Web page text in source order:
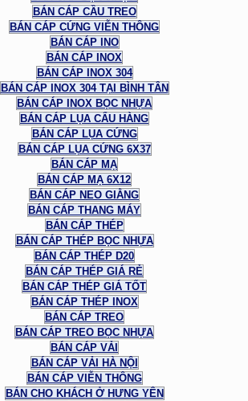
BÁN CÁP CẦU TREO
BÁN CÁP CỨNG VIỄN THÔNG
BÁN CÁP INO
BÁN CÁP INOX
BÁN CÁP INOX 304
BÁN CÁP INOX 304 TẠI BÌNH TÂN
BÁN CÁP INOX BỌC NHỰA
BÁN CÁP LỤA CẨU HÀNG
BÁN CÁP LỤA CỨNG
BÁN CÁP LỤA CỨNG 6X37
BÁN CÁP MẠ
BÁN CÁP MẠ 6X12
BÁN CÁP NEO GIẰNG
BÁN CÁP THANG MÁY
BÁN CÁP THÉP
BÁN CÁP THÉP BỌC NHỰA
BÁN CÁP THÉP D20
BÁN CÁP THÉP GIÁ RẺ
BÁN CÁP THÉP GIÁ TỐT
BÁN CÁP THÉP INOX
BÁN CÁP TREO
BÁN CÁP TREO BỌC NHỰA
BÁN CÁP VẢI
BÁN CÁP VẢI HÀ NỘI
BÁN CÁP VIỄN THÔNG
BÁN CHO KHÁCH Ở HƯNG YÊN